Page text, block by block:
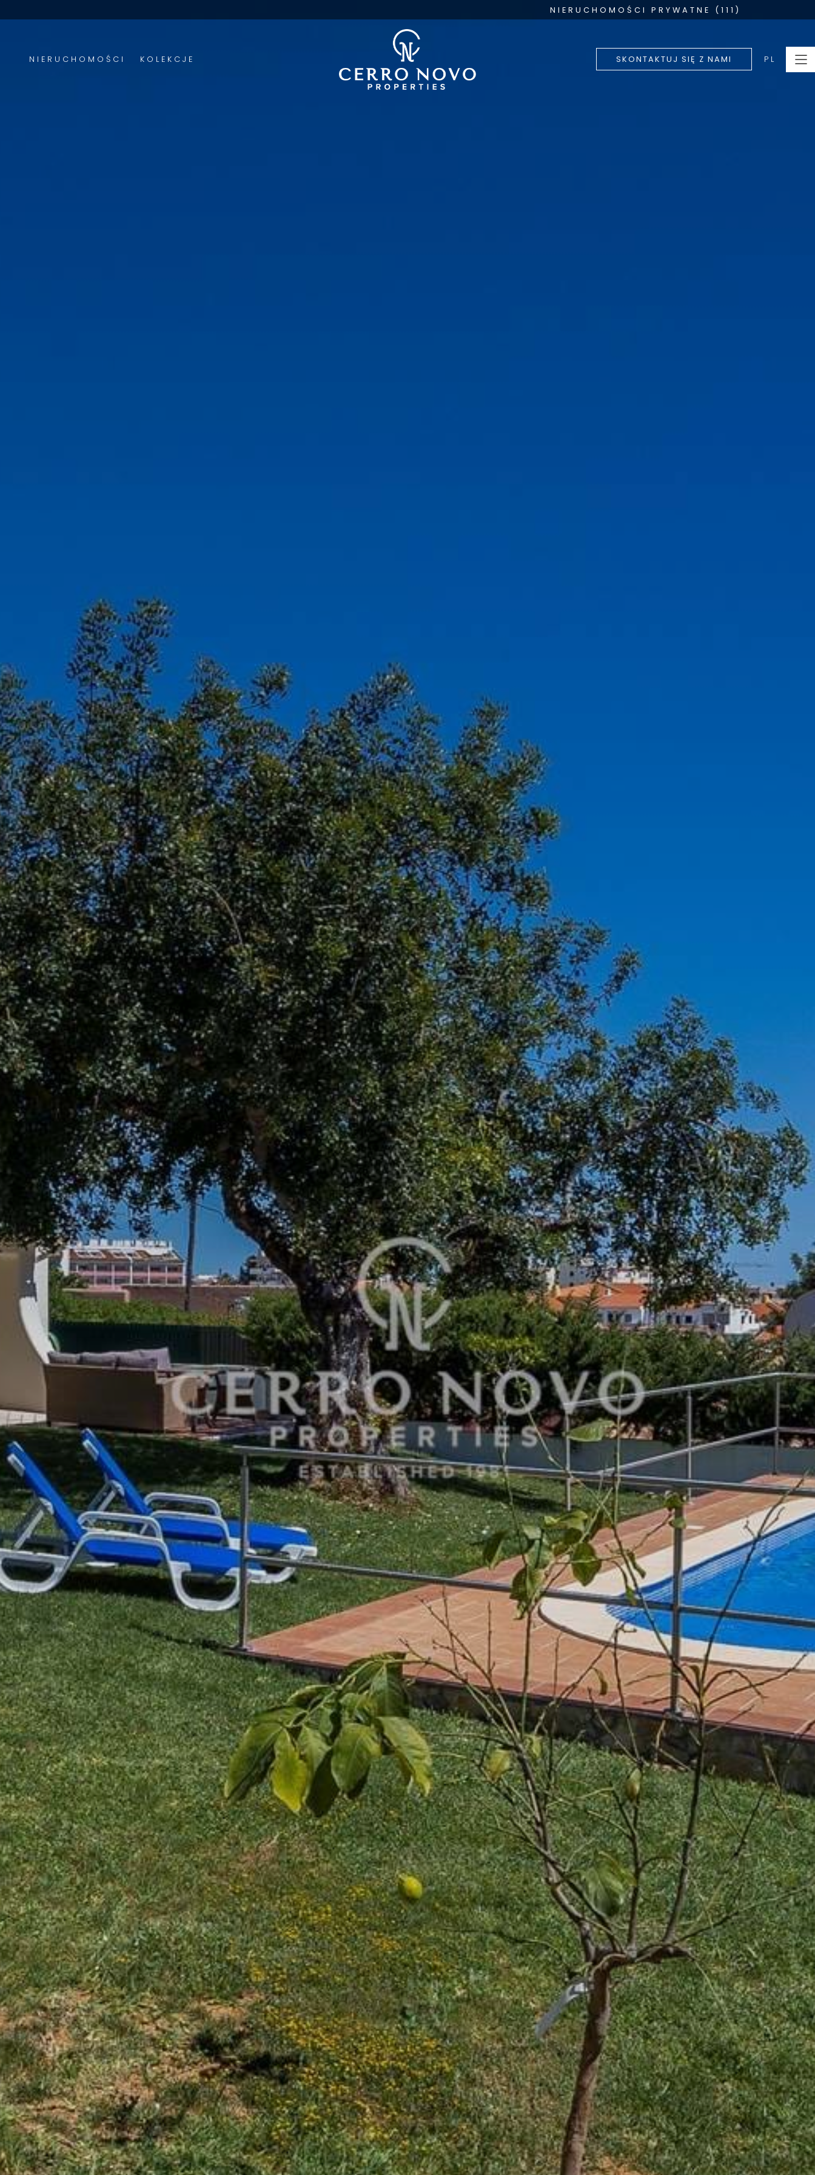
NIERUCHOMOŚCI PRYWATNE (111)
NIERUCHOMOŚCI KOLEKCJE SKONTAKTUJ SIĘ Z NAMI PL
STRONA GŁÓWNA
NIERUCHOMOŚCI
KOLEKCJE
O NAS
USŁUGI
ALGARVE
BLOG
SKONTAKTUJ SIĘ Z NAMI
NEWSLETTER
W naszym newsletterze znajdziesz wiele
przydatnych informacji, najnowsze ogłoszenia i
aktualizacje. Zapisz się tutaj.
ZAPISZ SIĘ
PL